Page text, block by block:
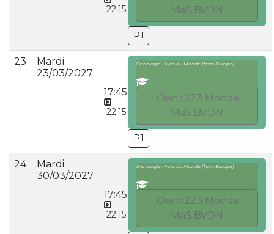
22:15
MaS BVDN
P1
23
Mardi
23/03/2027
17:45
22:15
Oenologie : Vins du Monde (hors Europe)
Oeno223 Monde
MaS BVDN
P1
24
Mardi
30/03/2027
17:45
22:15
Oenologie : Vins du Monde (hors Europe)
Oeno223 Monde
MaS BVDN